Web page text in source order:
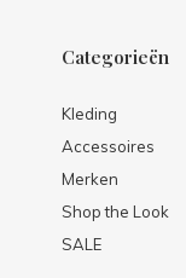
Categorieën
Kleding
Accessoires
Merken
Shop the Look
SALE